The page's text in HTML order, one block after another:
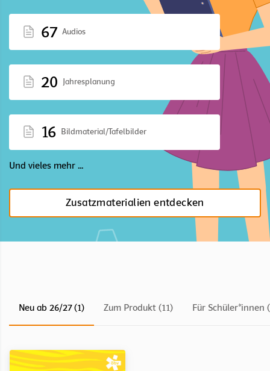
67 Audios
20 Jahresplanung
16 Bildmaterial/Tafelbilder
Und vieles mehr ...
Zusatzmaterialien entdecken
Neu ab 26/27 (1) Zum Produkt (11) Für Schüler*innen